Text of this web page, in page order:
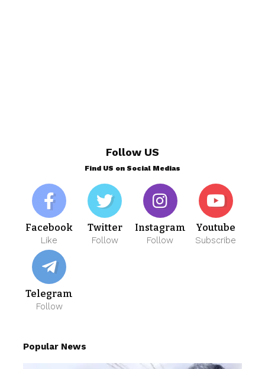
Follow US
Find US on Social Medias
Facebook
Like
Twitter
Follow
Instagram
Follow
Youtube
Subscribe
Telegram
Follow
Popular News